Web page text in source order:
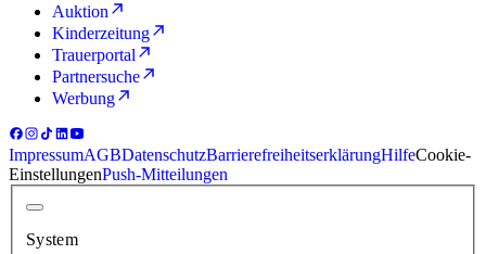
Auktion
Kinderzeitung
Trauerportal
Partnersuche
Werbung
ImpressumAGBDatenschutzBarrierefreiheitserklärungHilfeCookie-
EinstellungenPush-Mitteilungen
System